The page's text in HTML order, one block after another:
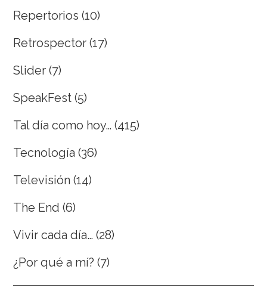
Repertorios (10)
Retrospector (17)
Slider (7)
SpeakFest (5)
Tal día como hoy… (415)
Tecnología (36)
Televisión (14)
The End (6)
Vivir cada día… (28)
¿Por qué a mí? (7)